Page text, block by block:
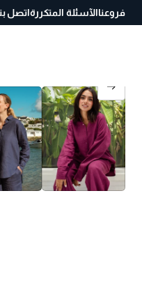
فروعناالآسئلة المتكررةاتصل
انتقل إلى معلومات
المنتج